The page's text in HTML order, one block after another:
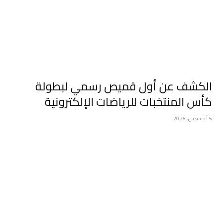
الكشف عن أول قميص رسمي لبطولة
كأس المنتخبات للرياضات الإلكترونية
5 أغسطس، 2026